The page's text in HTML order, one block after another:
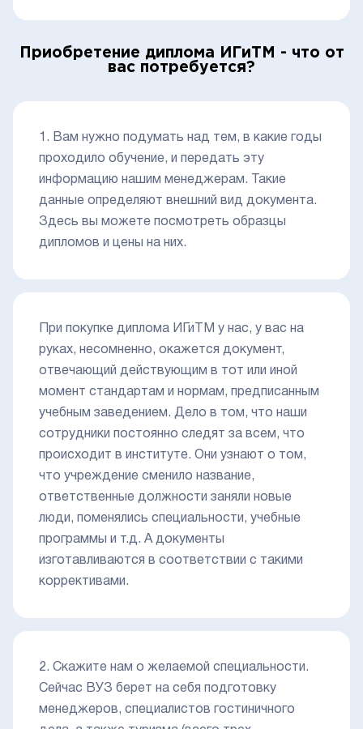
Приобретение диплома ИГиТМ - что от
вас потребуется?
1. Вам нужно подумать над тем, в какие годы
проходило обучение, и передать эту
информацию нашим менеджерам. Такие
данные определяют внешний вид документа.
Здесь вы можете посмотреть образцы
дипломов и цены на них.
При покупке диплома ИГиТМ у нас, у вас на
руках, несомненно, окажется документ,
отвечающий действующим в тот или иной
момент стандартам и нормам, предписанным
учебным заведением. Дело в том, что наши
сотрудники постоянно следят за всем, что
происходит в институте. Они узнают о том,
что учреждение сменило название,
ответственные должности заняли новые
люди, поменялись специальности, учебные
программы и т.д. А документы
изготавливаются в соответствии с такими
коррективами.
2. Скажите нам о желаемой специальности.
Сейчас ВУЗ берет на себя подготовку
менеджеров, специалистов гостиничного